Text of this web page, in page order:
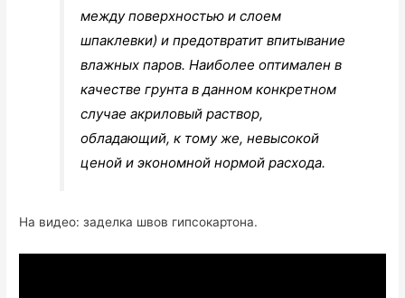
между поверхностью и слоем
шпаклевки) и предотвратит впитывание
влажных паров. Наиболее оптимален в
качестве грунта в данном конкретном
случае акриловый раствор,
обладающий, к тому же, невысокой
ценой и экономной нормой расхода.
На видео: заделка швов гипсокартона.